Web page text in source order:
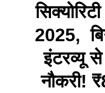
2025,
इंटरव्यू से
नौकरी!